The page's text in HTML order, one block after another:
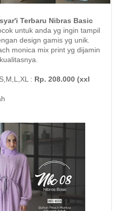
Terbaru Nibras Basic
untuk anda yg ingin tampil
design gamis yg unik.
monica mix print yg dijamin
kualitasnya.
: Rp. 208.000 (xxl